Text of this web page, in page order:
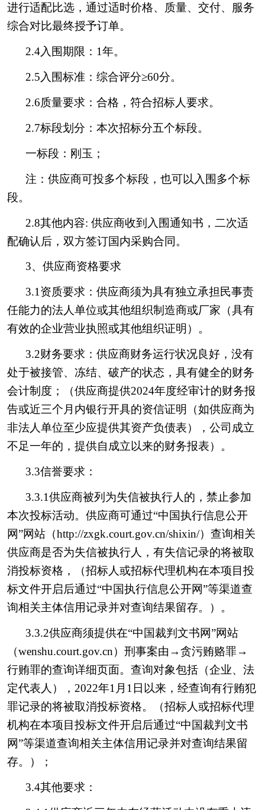
进行适配比选，通过适时价格、质量、交付、服务
综合对比最终授予订单。
2.4入围期限：1年。
2.5入围标准：综合评分≥60分。
2.6质量要求：合格，符合招标人要求。
2.7标段划分：本次招标分五个标段。
一标段：刚玉；
注：供应商可投多个标段，也可以入围多个标
段。
2.8其他内容: 供应商收到入围通知书，二次适
配确认后，双方签订国内采购合同。
3、供应商资格要求
3.1资质要求：供应商须为具有独立承担民事责
任能力的法人单位或其他组织制造商或厂家（具有
有效的企业营业执照或其他组织证明）。
3.2财务要求：供应商财务运行状况良好，没有
处于被接管、冻结、破产的状态，具有健全的财务
会计制度；（供应商提供2024年度经审计的财务报
告或近三个月内银行开具的资信证明（如供应商为
非法人单位至少应提供其资产负债表），公司成立
不足一年的，提供自成立以来的财务报表）。
3.3信誉要求：
3.3.1供应商被列为失信被执行人的，禁止参加
本次投标活动。供应商可通过“中国执行信息公开
网”网站（http://zxgk.court.gov.cn/shixin/）查询相关
供应商是否为失信被执行人，有失信记录的将被取
消投标资格，（招标人或招标代理机构在本项目投
标文件开启后通过“中国执行信息公开网”等渠道查
询相关主体信用记录并对查询结果留存。）。
3.3.2供应商须提供在“中国裁判文书网”网站
（wenshu.court.gov.cn）刑事案由→贪污贿赂罪→
行贿罪的查询详细页面。查询对象包括（企业、法
定代表人），2022年1月1日以来，经查询有行贿犯
罪记录的将被取消投标资格。（招标人或招标代理
机构在本项目投标文件开启后通过“中国裁判文书
网”等渠道查询相关主体信用记录并对查询结果留
存。）；
3.4其他要求：